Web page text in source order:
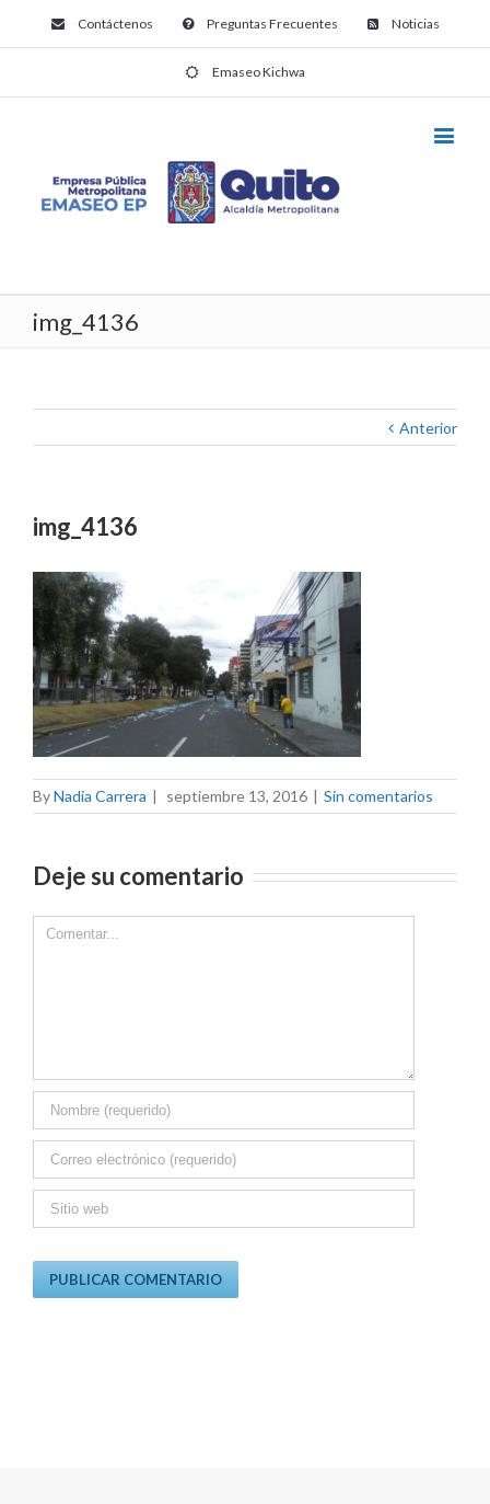
Contáctenos Preguntas Frecuentes Noticias
Emaseo Kichwa
img_4136
Anterior
img_4136
ByNadia Carrera | septiembre 13, 2016 | Sin comentarios
Deje su comentario
Comment